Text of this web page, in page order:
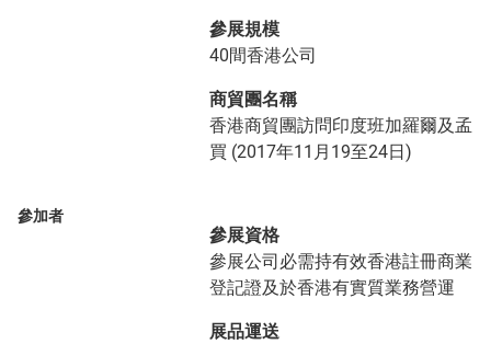
參展規模
40間香港公司
商貿團名稱
香港商貿團訪問印度班加羅爾及孟
買 (2017年11月19至24日)
參加者
參展資格
參展公司必需持有效香港註冊商業
登記證及於香港有實質業務營運
展品運送